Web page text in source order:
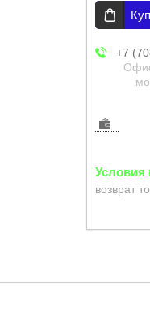
+7
возврат